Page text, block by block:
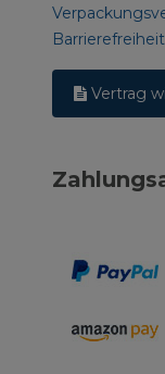
Vertrag